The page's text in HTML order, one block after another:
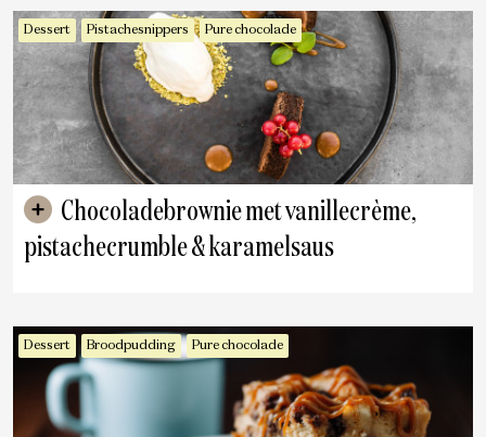
Dessert Pistachesnippers Pure chocolade
pistachecrumble & karamelsaus
Dessert Broodpudding Pure chocolade